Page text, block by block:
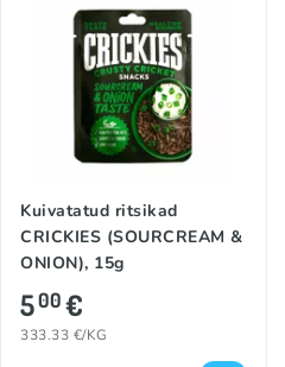
Kuivatatud ritsikad
CRICKIES (SOURCREAM &
ONION), 15g
500€
333.33 €/KG